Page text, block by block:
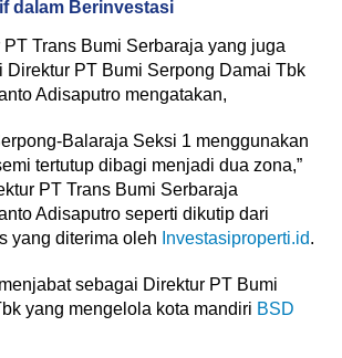
dalam Berinvestasi
Trans Bumi Serbaraja yang juga
Direktur PT Bumi Serpong Damai Tbk
Adisaputro mengatakan,
Balaraja Seksi 1 menggunakan
tertutup dibagi menjadi dua zona,”
PT Trans Bumi Serbaraja
Adisaputro seperti dikutip dari
yang diterima oleh Investasiproperti.id.
sebagai Direktur PT Bumi
yang mengelola kota mandiri BSD